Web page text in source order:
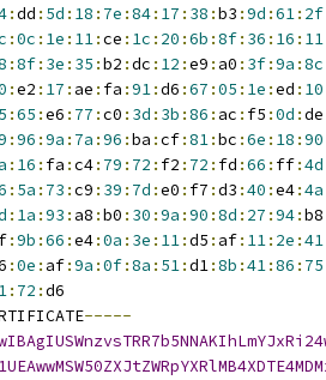
:dd : 5d : 18 : 7e :84: 17 : 38 :b3 :9d :61: 2f
:0c : 1e : 11:ce : 1c : 20 :6b :8f: 36 : 16 : 11
:8f: 3e : 35 :b2 :dc : 12 :e9 : a0 : 3f:9a :8c
:e2 : 17 : ae : fa :91:d6 :67 :05 : 1e :ed : 10
:65 :e6 : 77 :c0 : 3d : 3b :86 : ac : f5 :0d :de
:96 :9a : 7a :96 :ba :cf:81:bc :6e : 18 :90
: 16 : fa :c4: 79 : 72 : f2 : 72 : fd :66 : ff:4d
: 5a : 73 :c9 : 39 : 7d :e0 : f7 :d3 :40 :e4:4a
: 1a :93 : a8 :b0 : 30 :9a :90 :8d : 27 :94:b8
:9b :66 :e4:0a : 3e : 11:d5 : af: 11: 2e :41
:0e : af:9a :0f:8a : 51:d1:8b :41:86 : 75
: 72 :d6
-----